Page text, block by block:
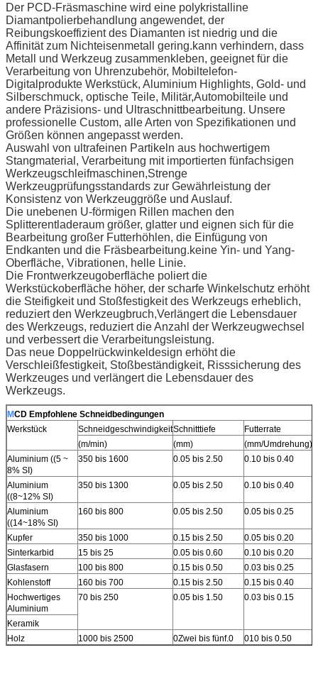
Der PCD-Fräsmaschine wird eine polykristalline
Diamantpolierbehandlung angewendet, der
Reibungskoeffizient des Diamanten ist niedrig und die
Affinität zum Nichteisenmetall gering.kann verhindern, dass
Metall und Werkzeug zusammenkleben, geeignet für die
Verarbeitung von Uhrenzubehör, Mobiltelefon-
Digitalprodukte Werkstück, Aluminium Highlights, Gold- und
Silberschmuck, optische Teile, Militär,Automobilteile und
andere Präzisions- und Ultraschnittbearbeitung. Unsere
professionelle Custom, alle Arten von Spezifikationen und
Größen können angepasst werden.
Auswahl von ultrafeinen Partikeln aus hochwertigem
Stangmaterial, Verarbeitung mit importierten fünfachsigen
Werkzeugschleifmaschinen,Strenge
Werkzeugprüfungsstandards zur Gewährleistung der
Konsistenz von Werkzeuggröße und Auslauf.
Die unebenen U-förmigen Rillen machen den
Splitterentladeraum größer, glatter und eignen sich für die
Bearbeitung großer Futterhöhlen, die Einfügung von
Endkanten und die Fräsbearbeitung.keine Yin- und Yang-
Oberfläche, Vibrationen, helle Linie.
Die Frontwerkzeugoberfläche poliert die
Werkstückoberfläche höher, der scharfe Winkelschutz erhöht
die Steifigkeit und Stoßfestigkeit des Werkzeugs erheblich,
reduziert den Werkzeugbruch,Verlängert die Lebensdauer
des Werkzeugs, reduziert die Anzahl der Werkzeugwechsel
und verbessert die Verarbeitungsleistung.
Das neue Doppelrückwinkeldesign erhöht die
Verschleißfestigkeit, Stoßbeständigkeit, Risssicherung des
Werkzeuges und verlängert die Lebensdauer des
Werkzeugs.
MCD Empfohlene Schneidbedingungen
Werkstück
SchneidgeschwindigkeitSchnitttiefe
Futterrate
(m/min)
(mm)
(mm/Umdrehung)
Aluminium ((5 ~
8% SI)
350 bis 1600 0.05 bis 2.50 0.10 bis 0.40
Aluminium
((8~12% SI)
350 bis 1300 0.05 bis 2.50 0.10 bis 0.40
Aluminium
((14~18% SI)
160 bis 800 0.05 bis 2.50 0.05 bis 0.25
Kupfer 350 bis 1000 0.15 bis 2.50
0.05 bis 0.20
Sinterkarbid
15 bis 25 0.05 bis 0.60
0.10 bis 0.20
Glasfasern
100 bis 800 0.15 bis 0.50
0.03 bis 0.25
Kohlenstoff
160 bis 700 0.15 bis 2.50
0.15 bis 0.40
Hochwertiges
Aluminium
70 bis 250 0.05 bis 1.50 0.03 bis 0.15
Keramik
Holz
1000 bis 2500 0Zwei bis fünf.0 010 bis 0.50